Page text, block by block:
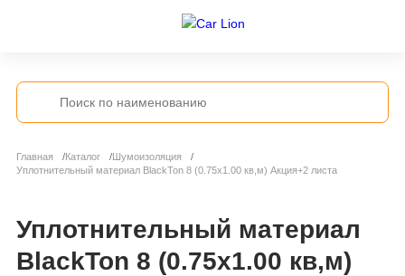
Главная Каталог
Шумоизоляция
Уплотнительный материал BlackTon 8 (0.75x1.00 кв,м) Акция+2 листа
Уплотнительный материал
BlackTon 8 (0.75x1.00 кв,м)